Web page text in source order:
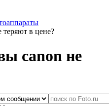
теряют в цене?
canon не